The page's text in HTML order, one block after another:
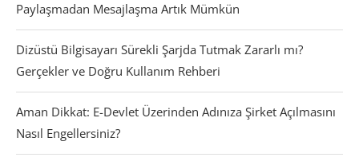
Paylaşmadan Mesajlaşma Artık Mümkün
Dizüstü Bilgisayarı Sürekli Şarjda Tutmak Zararlı mı?
Gerçekler ve Doğru Kullanım Rehberi
Aman Dikkat: E-Devlet Üzerinden Adınıza Şirket Açılmasını
Nasıl Engellersiniz?